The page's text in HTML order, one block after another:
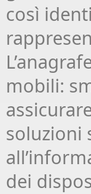
così
mobili:
soluzioni
dei